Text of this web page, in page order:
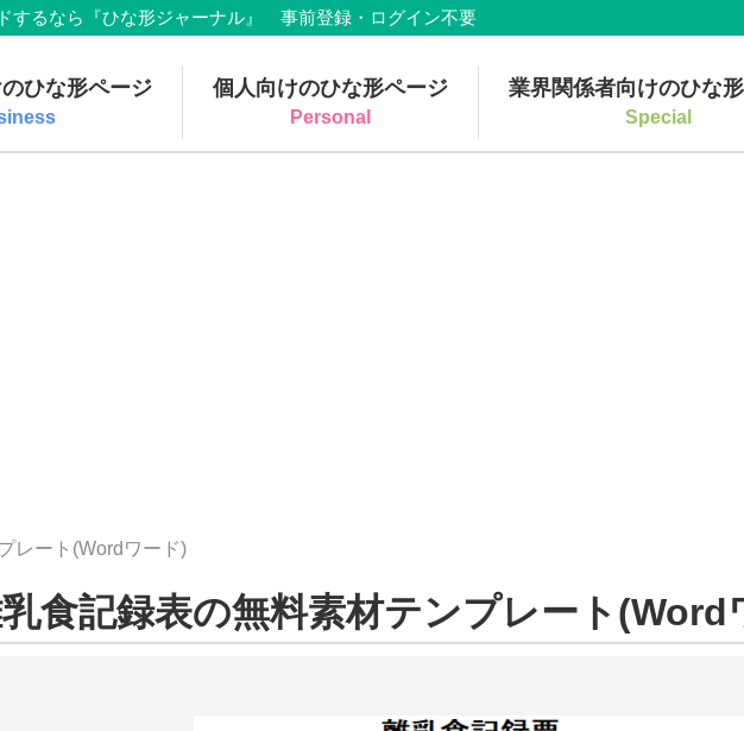
するなら『ひな形ジャーナル』 事前登録・ログイン不要
ひな形ページ 個人向けのひな形ページ
Personal
業界関係者向けのひな
Special
レート(Wordワード)
食記録表の無料素材テンプレート(Word